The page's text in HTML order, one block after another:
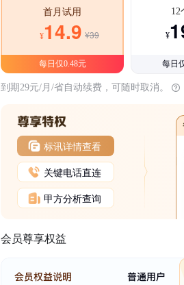
首月试用
¥14.9 ¥39
每日仅0.48元
12
¥
每日
到期29元/月/省自动续费，可随时取消。
标讯详情查看
关键电话直连
甲方分析查询
会员尊享权益